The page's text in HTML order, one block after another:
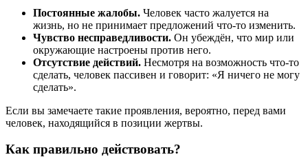
Постоянные жалобы. Человек часто жалуется на
жизнь, но не принимает предложений что-то изменить.
Чувство несправедливости. Он убеждён, что мир или
окружающие настроены против него.
Отсутствие действий. Несмотря на возможность что-то
сделать, человек пассивен и говорит: «Я ничего не могу
сделать».
Если вы замечаете такие проявления, вероятно, перед вами
человек, находящийся в позиции жертвы.
Как правильно действовать?